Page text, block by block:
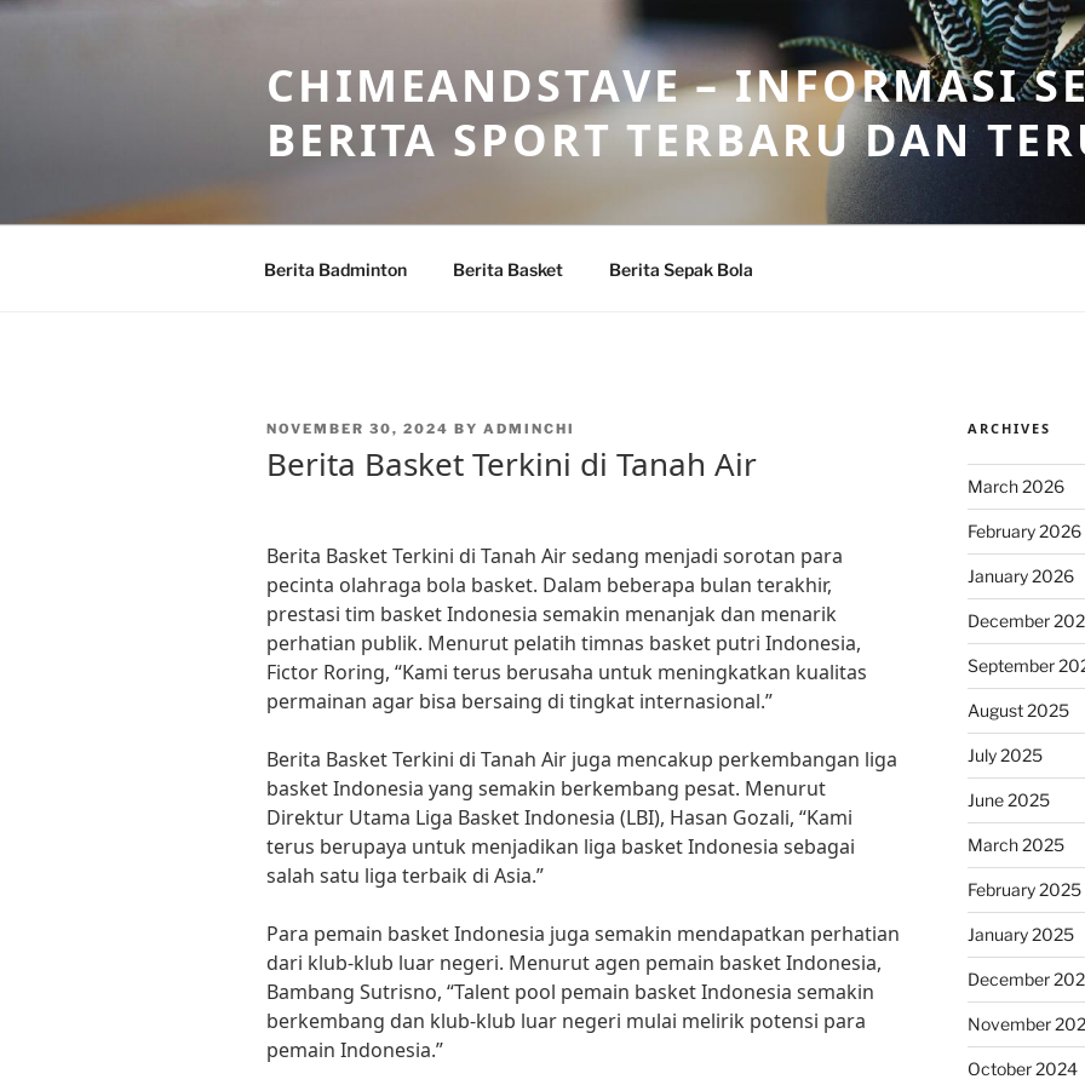
Skip
CHIMEANDSTAVE – INFORMASI
BERITA SPORT TERBARU DAN
Berita Badminton Berita Basket Berita Sepak Bola
POSTED
NOVEMBER 30, 2024 BY ADMINCHI
Berita Basket Terkini di Tanah Air
Berita Basket Terkini di Tanah Air sedang menjadi sorotan para
pecinta olahraga bola basket. Dalam beberapa bulan terakhir,
prestasi tim basket Indonesia semakin menanjak dan menarik
perhatian publik. Menurut pelatih timnas basket putri Indonesia,
Fictor Roring, “Kami terus berusaha untuk meningkatkan kualitas
permainan agar bisa bersaing di tingkat internasional.”
Berita Basket Terkini di Tanah Air juga mencakup perkembangan liga
basket Indonesia yang semakin berkembang pesat. Menurut
Direktur Utama Liga Basket Indonesia (LBI), Hasan Gozali, “Kami
terus berupaya untuk menjadikan liga basket Indonesia sebagai
salah satu liga terbaik di Asia.”
Para pemain basket Indonesia juga semakin mendapatkan perhatian
dari klub-klub luar negeri. Menurut agen pemain basket Indonesia,
Bambang Sutrisno, “Talent pool pemain basket Indonesia semakin
berkembang dan klub-klub luar negeri mulai melirik potensi para
pemain Indonesia.”
ARCHIVES
March 2026
February 2026
January 2026
December
September
August 2025
July 2025
June 2025
March 2025
February 2025
January 2025
December
November
October 2024